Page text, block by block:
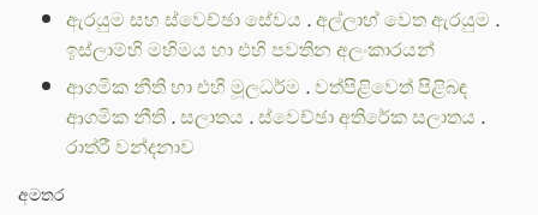
ඇරයුම සහ ස්වෙච්ඡා සේවය .අල්ලාහ් වෙත ඇරයුම .
ඉස්ලාම්හි මහිමය හා එහි පවතින අලංකාරයන්
ආගමික නීති හා එහි මූලධර්ම .වත්පිළිවෙත් පිළිබඳ
ආගමික නීති.සලාතය .ස්වෙච්ඡා අතිරේක සලාතය .
රාත්රී වන්දනාව
අමතර